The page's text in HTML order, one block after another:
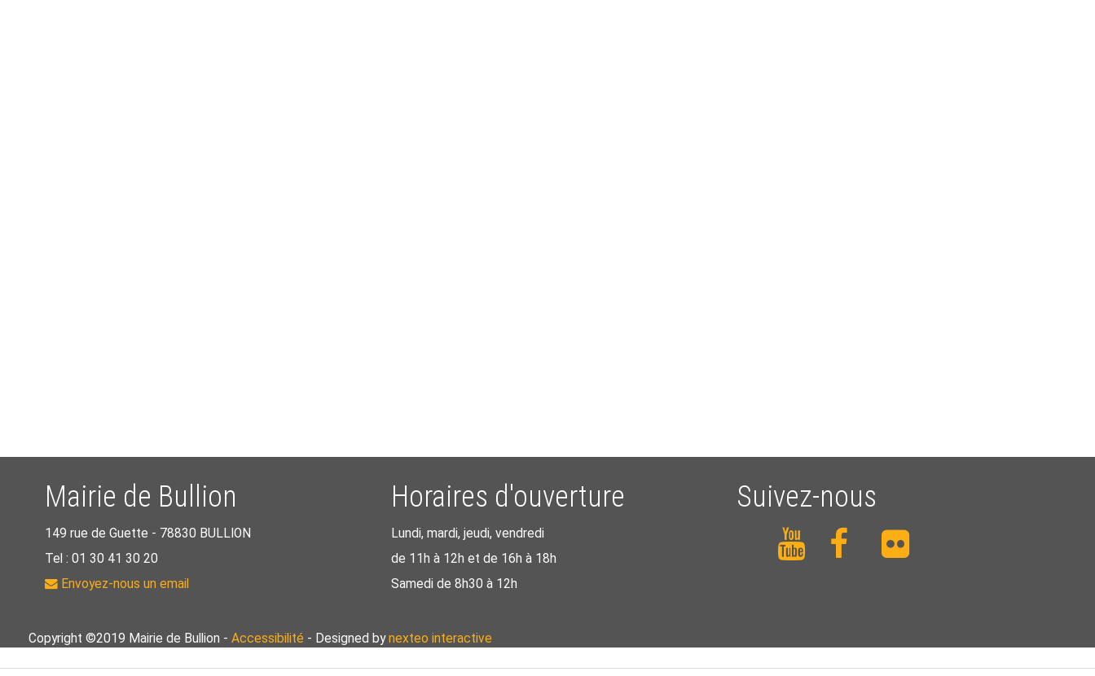
Mairie de Bullion
149 rue de Guette - 78830 BULLION
Tel : 01 30 41 30 20
Envoyez-nous un email
Horaires d'ouverture
Lundi, mardi, jeudi, vendredi
de 11h à 12h et de 16h à 18h
Samedi de 8h30 à 12h
Suivez-nous
Copyright ©2019 Mairie de Bullion - Accessibilité - Designed bynexteo interactive